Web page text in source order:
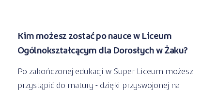
Kim możesz zostać po nauce w Liceum
Ogólnokształcącym dla Dorosłych w Żaku?
Po zakończonej edukacji w Super Liceum możesz
przystąpić do matury - dzięki przyswojonej na